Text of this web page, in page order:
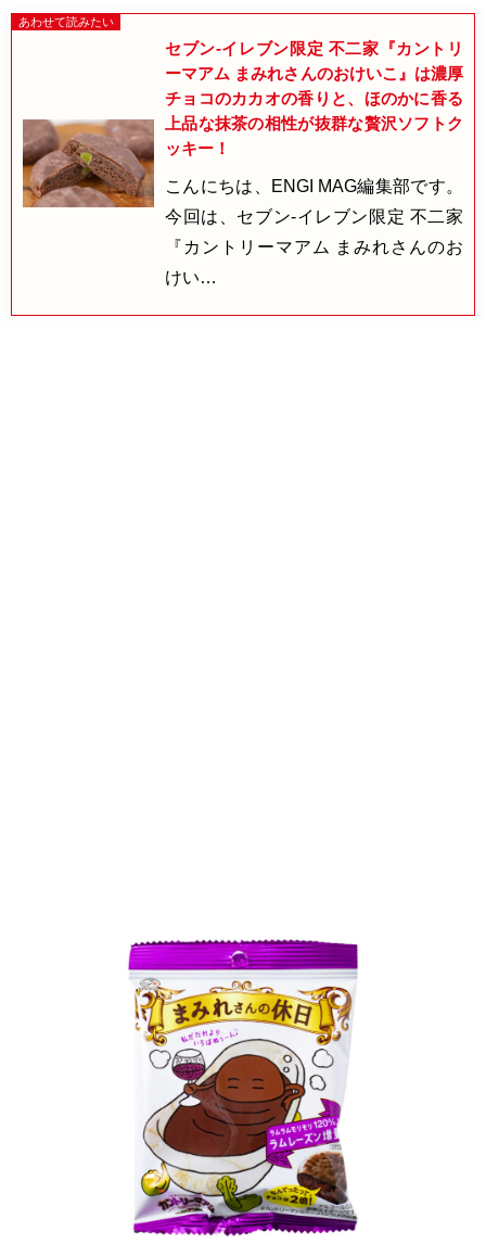
セブン-イレブン限定 不二家『カントリ
ーマアム まみれさんのおけいこ』は濃厚
チョコのカカオの香りと、ほのかに香る
上品な抹茶の相性が抜群な贅沢ソフトク
ッキー！
こんにちは、ENGI MAG編集部です。
今回は、セブン-イレブン限定 不二家
『カントリーマアム まみれさんのお
けい…